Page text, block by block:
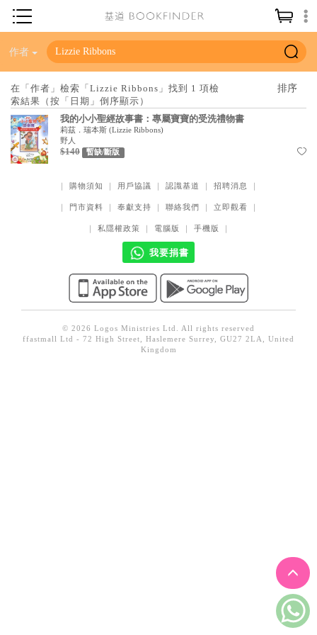
神學／教義
聖經
信仰入門
教會歷史
靈修／禱告
信徒生活
教會事工
社會／倫理
哲學／宗教比較
見證／傳記
作者
在「作者」檢索「Lizzie Ribbons」找到 1 項檢
索結果（按「日期」倒序顯示）
我的小小聖經故事書：專屬寶寶的受洗禮物書
莉茲．瑞本斯 (Lizzie Ribbons)
野人
$140 暫缺/斷版
｜ 購物須知 ｜ 用戶協議 ｜ 認識基道 ｜ 招聘消息 ｜
｜ 門市資料 ｜ 奉獻支持 ｜ 聯絡我們 ｜ 立即觀看 ｜
｜ 私隱權政策 ｜ 電腦版 ｜ 手機版 ｜
我要捐書
© 2026 Logos Ministries Ltd. All rights reserved
ffastmall Ltd - 72 High Street, Haslemere Surrey, GU27 2LA, United
Kingdom